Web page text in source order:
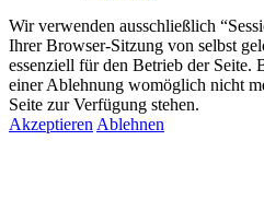
Wir verwenden ausschließlich
Ihrer Browser-Sitzung von selbst
essenziell für den Betrieb der Seite.
einer Ablehnung womöglich nicht
Seite zur Verfügung stehen.
Akzeptieren Ablehnen